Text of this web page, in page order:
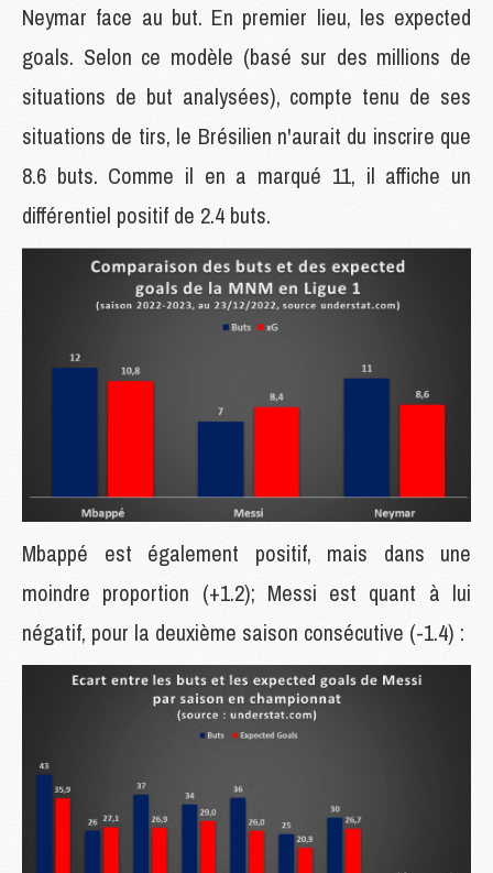
Neymar face au but. En premier lieu, les expected
goals. Selon ce modèle (basé sur des millions de
situations de but analysées), compte tenu de ses
situations de tirs, le Brésilien n'aurait du inscrire que
8.6 buts. Comme il en a marqué 11, il affiche un
différentiel positif de 2.4 buts.
Mbappé est également positif, mais dans une
moindre proportion (+1.2); Messi est quant à lui
négatif, pour la deuxième saison consécutive (-1.4) :